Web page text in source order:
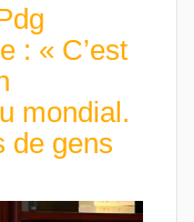
: « C’est
mondial.
de gens